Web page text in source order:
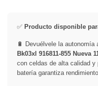
✅ Producto disponible
🔋 Devuélvele la
Bk03xl 916811-855 Nueva
con celdas de alta calidad
batería garantiza